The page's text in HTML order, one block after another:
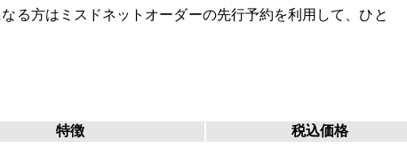
る方はミスドネットオーダーの先行予約を利用して、ひと
特徴 税込価格